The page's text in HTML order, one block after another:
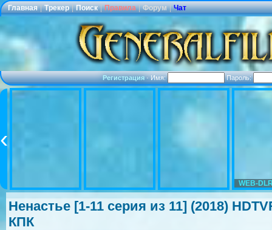
Главная | Трекер | Поиск | Правила | Форум | Чат
Регистрация·Имя: Пароль:
WEB-
Ненастье [1-11 серия из 11] (2018)
КПК